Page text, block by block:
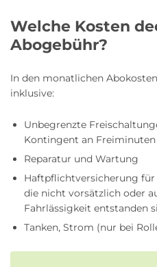
Welche Kosten
Abogebühr?
In den monatlichen
inklusive:
Unbegrenzte
Kontingent an
Reparatur und Wartung
Haftpflichtversicherung für
die nicht vorsätzlich oder
Fahrlässigkeit entstanden
Tanken, Strom (nur bei